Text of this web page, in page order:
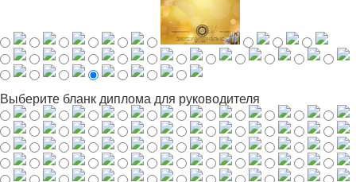
Выберите бланк диплома для руководителя